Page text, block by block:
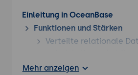
Einleitung in OceanBase
Funktionen und Stärken
Verteilte relationale
spezialisiert auf OLTP.
Mehr anzeigen